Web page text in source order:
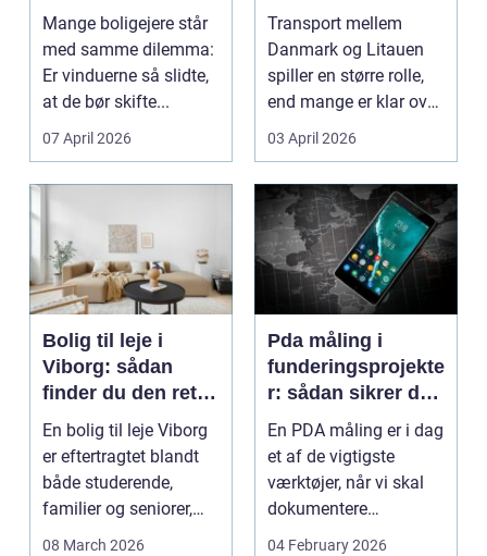
af dine gamle
vinduer
Mange boligejere står
med samme dilemma:
Er vinduerne så slidte,
at de bør skifte...
07 April 2026
til baltikum
Transport mellem
Danmark og Litauen
spiller en større rolle,
end mange er klar over.
Litauen er et n...
03 April 2026
Bolig til leje i
Viborg: sådan
finder du den rette
lejlighed
En bolig til leje Viborg
er eftertragtet blandt
både studerende,
familier og seniorer,
fordi b...
08 March 2026
Pda måling i
funderingsprojekte
r: sådan sikrer du
dokumenteret
bæreevne
En PDA måling er i dag
et af de vigtigste
værktøjer, når vi skal
dokumentere
bæreevnen af pæle til
04 February 2026